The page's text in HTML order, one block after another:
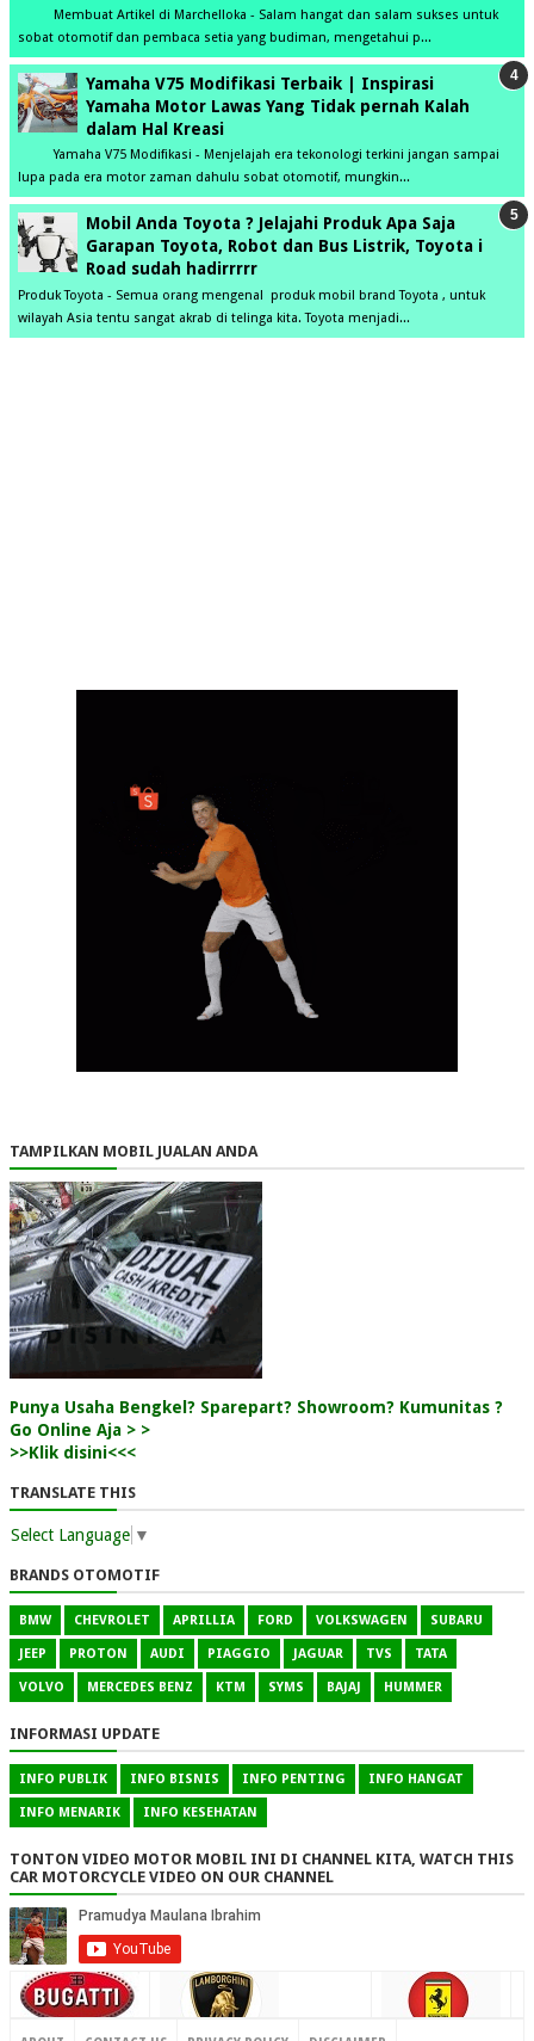
Membuat Artikel di Marchelloka - Salam hangat dan salam sukses untuk
sobat otomotif dan pembaca setia yang budiman, mengetahui p...
Yamaha V75 Modifikasi Terbaik | Inspirasi
Yamaha Motor Lawas Yang Tidak pernah Kalah
dalam Hal Kreasi
Yamaha V75 Modifikasi - Menjelajah era tekonologi terkini jangan sampai
lupa pada era motor zaman dahulu sobat otomotif, mungkin...
Mobil Anda Toyota ? Jelajahi Produk Apa Saja
Garapan Toyota, Robot dan Bus Listrik, Toyota i
Road sudah hadirrrrr
Produk Toyota - Semua orang mengenal produk mobil brand Toyota , untuk
wilayah Asia tentu sangat akrab di telinga kita. Toyota menjadi...
TAMPILKAN MOBIL JUALAN ANDA
Punya Usaha Bengkel? Sparepart? Showroom? Kumunitas ?
Go Online Aja > >
>>Klik disini<<<
TRANSLATE THIS
Select Language ▼
BRANDS OTOMOTIF
BMW CHEVROLET APRILLIA FORD VOLKSWAGEN SUBARU
JEEP PROTON AUDI PIAGGIO JAGUAR TVS TATA
VOLVO MERCEDES BENZ KTM SYMS BAJAJ HUMMER
INFORMASI UPDATE
INFO PUBLIK INFO BISNIS INFO PENTING INFO HANGAT
INFO MENARIK INFO KESEHATAN
TONTON VIDEO MOTOR MOBIL INI DI CHANNEL KITA, WATCH THIS
CAR MOTORCYCLE VIDEO ON OUR CHANNEL
CONTACT US